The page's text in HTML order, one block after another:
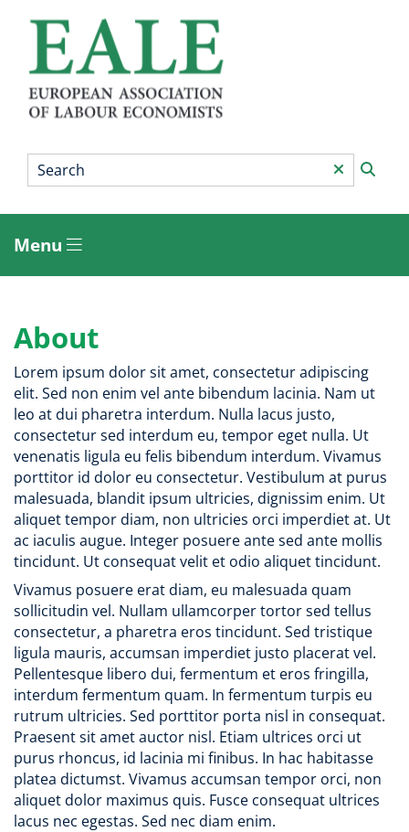
content
Search*
Main
Menu
About
Lorem ipsum dolor sit amet, consectetur adipiscing
elit. Sed non enim vel ante bibendum lacinia. Nam ut
leo at dui pharetra interdum. Nulla lacus justo,
consectetur sed interdum eu, tempor eget nulla. Ut
venenatis ligula eu felis bibendum interdum. Vivamus
porttitor id dolor eu consectetur. Vestibulum at purus
malesuada, blandit ipsum ultricies, dignissim enim. Ut
aliquet tempor diam, non ultricies orci imperdiet at. Ut
ac iaculis augue. Integer posuere ante sed ante mollis
tincidunt. Ut consequat velit et odio aliquet tincidunt.
Vivamus posuere erat diam, eu malesuada quam
sollicitudin vel. Nullam ullamcorper tortor sed tellus
consectetur, a pharetra eros tincidunt. Sed tristique
ligula mauris, accumsan imperdiet justo placerat vel.
Pellentesque libero dui, fermentum et eros fringilla,
interdum fermentum quam. In fermentum turpis eu
rutrum ultricies. Sed porttitor porta nisl in consequat.
Praesent sit amet auctor nisl. Etiam ultrices orci ut
purus rhoncus, id lacinia mi finibus. In hac habitasse
platea dictumst. Vivamus accumsan tempor orci, non
aliquet dolor maximus quis. Fusce consequat ultrices
lacus nec egestas. Sed nec diam enim.